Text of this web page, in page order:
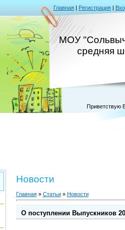
Главная | Регистрация |
МОУ
средняя
Приветствую
Новости
Главная» Статьи» Новости
О поступлении Выпускников